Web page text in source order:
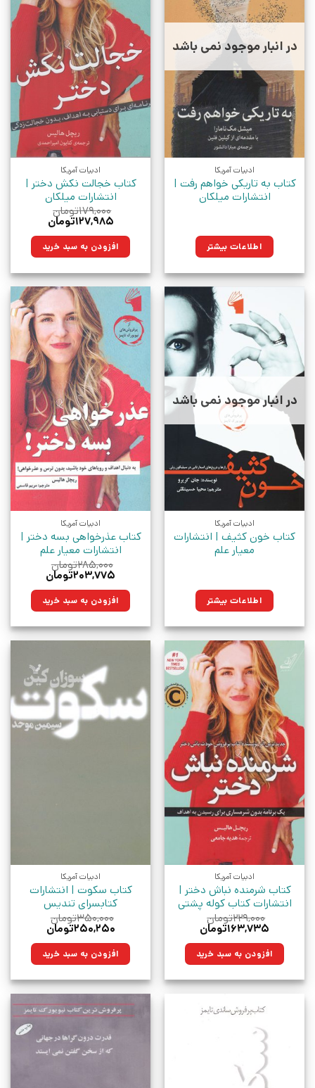
در انبار موجود نمی باشد
ادبیات آمریکا
کتاب به تاریکی خواهم رفت |
انتشارات میلکان
اطلاعات بیشتر
ادبیات آمریکا
کتاب خجالت نکش دختر |
انتشارات میلکان
۱۷۹,۰۰۰تومان
قیمت
۱۷۹,۰۰۰تومان
بود.
۱۲۷,۹۸۵تومان
۱۲۷,۹۸۵تومان.افزودن به سبد خرید
در انبار موجود نمی باشد
ادبیات آمریکا
کتاب خون کثیف | انتشارات
معیار علم
اطلاعات بیشتر
ادبیات آمریکا
کتاب عذرخواهی بسه دختر |
انتشارات معیار علم
۲۸۵,۰۰۰تومان
قیمت
۲۸۵,۰۰۰تومان
بود.
۲۰۳,۷۷۵تومان
۲۰۳,۷۷۵تومان.افزودن به سبد خرید
ادبیات آمریکا
کتاب شرمنده نباش دختر |
انتشارات کتاب کوله پشتی
۲۲۹,۰۰۰تومان
قیمت
۲۲۹,۰۰۰تومان
بود.
۱۶۳,۷۳۵تومان
۱۶۳,۷۳۵تومان.افزودن به سبد خرید
ادبیات آمریکا
کتاب سکوت | انتشارات
کتابسرای تندیس
۳۵۰,۰۰۰تومان
قیمت
۳۵۰,۰۰۰تومان
بود.
۲۵۰,۲۵۰تومان
۲۵۰,۲۵۰تومان.افزودن به سبد خرید